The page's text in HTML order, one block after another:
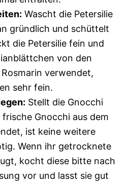
Wascht die Petersilie
gründlich und schüttelt
die Petersilie fein und
von den
verwendet,
sehr fein.
Stellt die Gnocchi
Gnocchi aus dem
ist keine weitere
Wenn ihr getrocknete
kocht diese bitte nach
vor und lasst sie gut